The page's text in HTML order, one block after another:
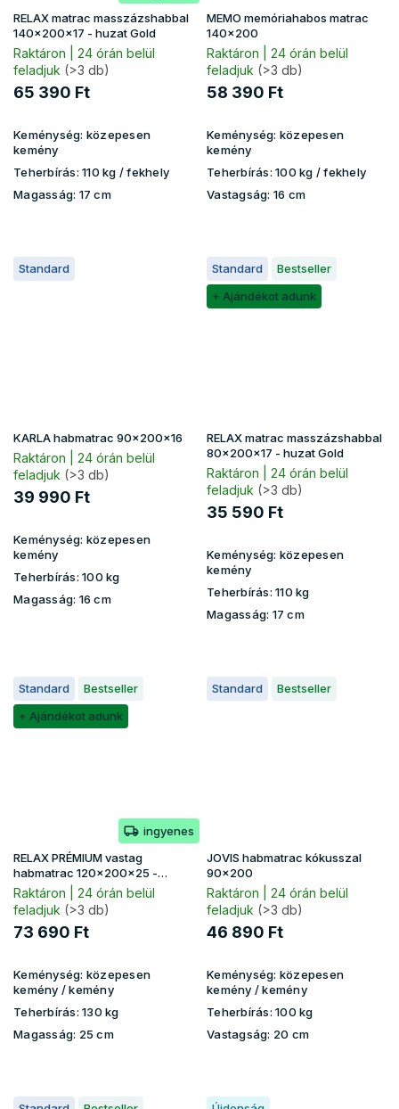
RELAX matrac masszázshabbal
140x200x17 - huzat Gold
Raktáron | 24 órán belül
feladjuk (>3 db)
65 390 Ft
Keménység: közepesen
kemény
Teherbírás: 110 kg​​​​ / fekhely
Magasság: 17 cm
MEMO memóriahabos matrac
140x200
Raktáron | 24 órán belül
feladjuk (>3 db)
58 390 Ft
Keménység: közepesen
kemény
Teherbírás: 100 kg​​​​ / fekhely
Vastagság: 16 cm
Standard
KARLA habmatrac 90x200x16
Raktáron | 24 órán belül
feladjuk (>3 db)
39 990 Ft
Keménység: közepesen
kemény
Teherbírás: 100 kg
Magasság: 16 cm
Standard
Bestseller
+ Ajándékot adunk
RELAX matrac masszázshabbal
80x200x17 - huzat Gold
Raktáron | 24 órán belül
feladjuk (>3 db)
35 590 Ft
Keménység: közepesen
kemény
Teherbírás: 110 kg
Magasság: 17 cm
Standard
Bestseller
+ Ajándékot adunk
ingyenes
RELAX PRÉMIUM vastag
habmatrac 120x200x25 -
Lavender huzat
Raktáron | 24 órán belül
feladjuk (>3 db)
73 690 Ft
Keménység: közepesen
kemény / kemény
Teherbírás: 130 kg
Magasság: 25 cm
Standard Bestseller
JOVIS habmatrac kókusszal
90x200
Raktáron | 24 órán belül
feladjuk (>3 db)
46 890 Ft
Keménység: közepesen
kemény / kemény
Teherbírás: 100 kg
Vastagság: 20 cm